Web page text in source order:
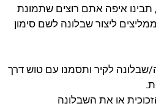
תבינו איפה אתם רוצים שתמונת
ליצור שבלונה לשם סימון
לקיר ותסמנו עם טוש דרך
או את השבלונה